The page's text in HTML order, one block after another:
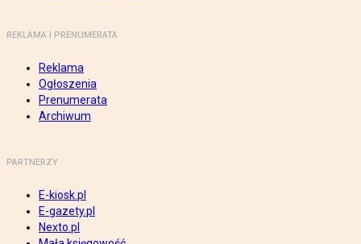
REKLAMA I PRENUMERATA
Reklama
Ogłoszenia
Prenumerata
Archiwum
PARTNERZY
E-kiosk.pl
E-gazety.pl
Nexto.pl